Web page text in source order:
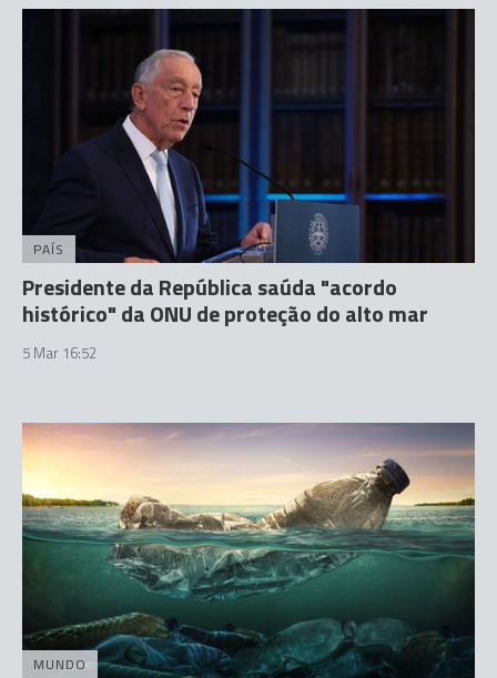
PAÍS
Presidente da República saúda "acordo
histórico" da ONU de proteção do alto mar
5 Mar 16:52
MUNDO